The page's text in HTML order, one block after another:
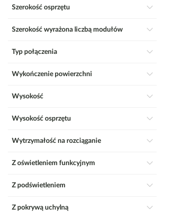
Szerokość osprzętu
Szerokość wyrażona liczbą modułów
Typ połączenia
Wykończenie powierzchni
Wysokość
Wysokość osprzętu
Wytrzymałość na rozciąganie
Z oświetleniem funkcyjnym
Z podświetleniem
Z pokrywą uchylną